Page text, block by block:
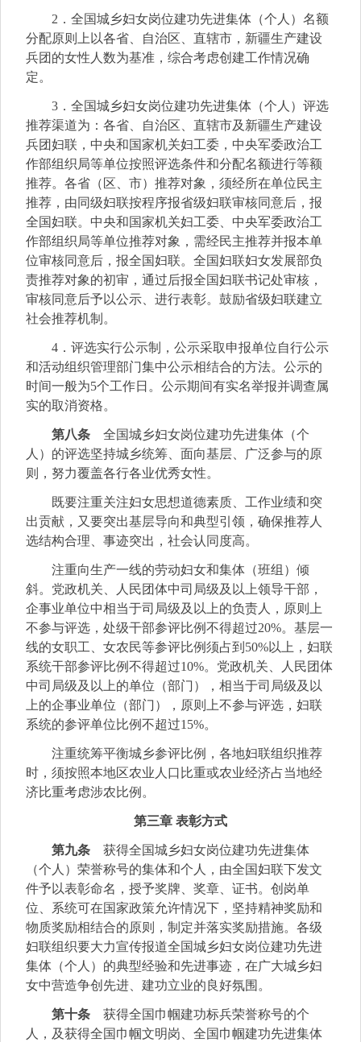
2．全国城乡妇女岗位建功先进集体（个人）名额
分配原则上以各省、自治区、直辖市，新疆生产建设
兵团的女性人数为基准，综合考虑创建工作情况确
定。
3．全国城乡妇女岗位建功先进集体（个人）评选
推荐渠道为：各省、自治区、直辖市及新疆生产建设
兵团妇联，中央和国家机关妇工委，中央军委政治工
作部组织局等单位按照评选条件和分配名额进行等额
推荐。各省（区、市）推荐对象，须经所在单位民主
推荐，由同级妇联按程序报省级妇联审核同意后，报
全国妇联。中央和国家机关妇工委、中央军委政治工
作部组织局等单位推荐对象，需经民主推荐并报本单
位审核同意后，报全国妇联。全国妇联妇女发展部负
责推荐对象的初审，通过后报全国妇联书记处审核，
审核同意后予以公示、进行表彰。鼓励省级妇联建立
社会推荐机制。
4．评选实行公示制，公示采取申报单位自行公示
和活动组织管理部门集中公示相结合的方法。公示的
时间一般为5个工作日。公示期间有实名举报并调查属
实的取消资格。
第八条 全国城乡妇女岗位建功先进集体（个
人）的评选坚持城乡统筹、面向基层、广泛参与的原
则，努力覆盖各行各业优秀女性。
既要注重关注妇女思想道德素质、工作业绩和突
出贡献，又要突出基层导向和典型引领，确保推荐人
选结构合理、事迹突出，社会认同度高。
注重向生产一线的劳动妇女和集体（班组）倾
斜。党政机关、人民团体中司局级及以上领导干部，
企事业单位中相当于司局级及以上的负责人，原则上
不参与评选，处级干部参评比例不得超过20%。基层一
线的女职工、女农民等参评比例须占到50%以上，妇联
系统干部参评比例不得超过10%。党政机关、人民团体
中司局级及以上的单位（部门），相当于司局级及以
上的企事业单位（部门），原则上不参与评选，妇联
系统的参评单位比例不超过15%。
注重统筹平衡城乡参评比例，各地妇联组织推荐
时，须按照本地区农业人口比重或农业经济占当地经
济比重考虑涉农比例。
第三章 表彰方式
第九条 获得全国城乡妇女岗位建功先进集体
（个人）荣誉称号的集体和个人，由全国妇联下发文
件予以表彰命名，授予奖牌、奖章、证书。创岗单
位、系统可在国家政策允许情况下，坚持精神奖励和
物质奖励相结合的原则，制定并落实奖励措施。各级
妇联组织要大力宣传报道全国城乡妇女岗位建功先进
集体（个人）的典型经验和先进事迹，在广大城乡妇
女中营造争创先进、建功立业的良好氛围。
第十条 获得全国巾帼建功标兵荣誉称号的个
人，及获得全国巾帼文明岗、全国巾帼建功先进集体